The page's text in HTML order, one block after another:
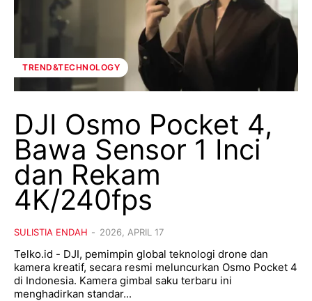
TREND&TECHNOLOGY
DJI Osmo Pocket 4,
Bawa Sensor 1 Inci
dan Rekam
4K/240fps
SULISTIA ENDAH - 2026, APRIL 17
Telko.id - DJI, pemimpin global teknologi drone dan
kamera kreatif, secara resmi meluncurkan Osmo Pocket 4
di Indonesia. Kamera gimbal saku terbaru ini
menghadirkan standar...